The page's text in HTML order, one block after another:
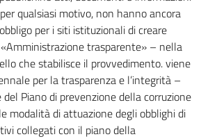
qualsiasi motivo, non hanno ancora
per i siti istituzionali di creare
trasparente» – nella
che stabilisce il provvedimento. viene
per la trasparenza e l’integrità –
Piano di prevenzione della corruzione
modalità di attuazione degli obblighi di
collegati con il piano della